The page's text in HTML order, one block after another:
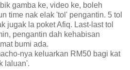
gamba ke, video ke, boleh
time nak elak 'tol' pengantin. 5 tol
jugak la poket Afiq. Last-last tol
pengantin dah kehabisan
bumi ada.
nya keluarkan RM50 bagi kat
laluan'.